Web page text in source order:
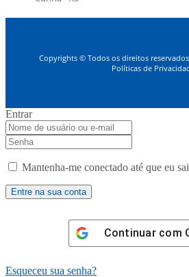
Copyrights © Todos os direitos
Políticas de
Entrar
Mantenha-me conectado até que eu
Continuar com
Esqueceu sua senha?